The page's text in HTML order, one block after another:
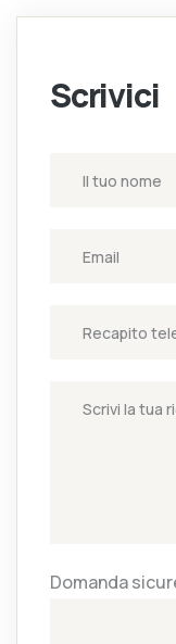
Scrivici
Domanda